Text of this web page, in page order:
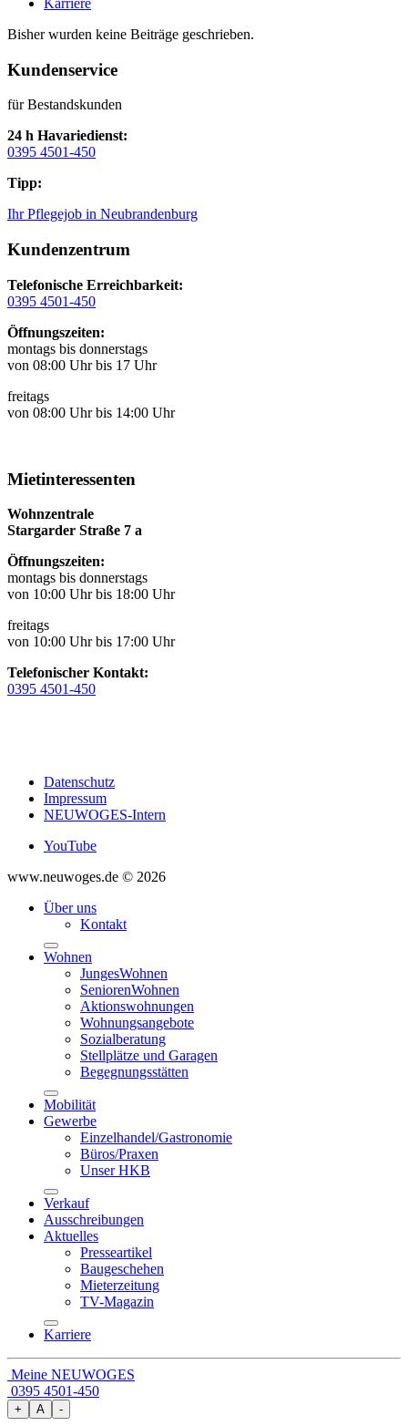
Karriere
Bisher wurden keine Beiträge geschrieben.
Kundenservice
für Bestandskunden
24 h Havariedienst:
0395 4501-450
Tipp:
Ihr Pflegejob in Neubrandenburg
Kundenzentrum
Telefonische Erreichbarkeit:
0395 4501-450
Öffnungszeiten:
montags bis donnerstags
von 08:00 Uhr bis 17 Uhr
freitags
von 08:00 Uhr bis 14:00 Uhr
Mietinteressenten
Wohnzentrale
Stargarder Straße 7 a
Öffnungszeiten:
montags bis donnerstags
von 10:00 Uhr bis 18:00 Uhr
freitags
von 10:00 Uhr bis 17:00 Uhr
Telefonischer Kontakt:
0395 4501-450
Datenschutz
Impressum
NEUWOGES-Intern
YouTube
www.neuwoges.de © 2026
Über uns
Kontakt
Wohnen
JungesWohnen
SeniorenWohnen
Aktionswohnungen
Wohnungsangebote
Sozialberatung
Stellplätze und Garagen
Begegnungsstätten
Mobilität
Gewerbe
Einzelhandel/Gastronomie
Büros/Praxen
Unser HKB
Verkauf
Ausschreibungen
Aktuelles
Presseartikel
Baugeschehen
Mieterzeitung
TV-Magazin
Karriere
Meine NEUWOGES
0395 4501-450
+ A -